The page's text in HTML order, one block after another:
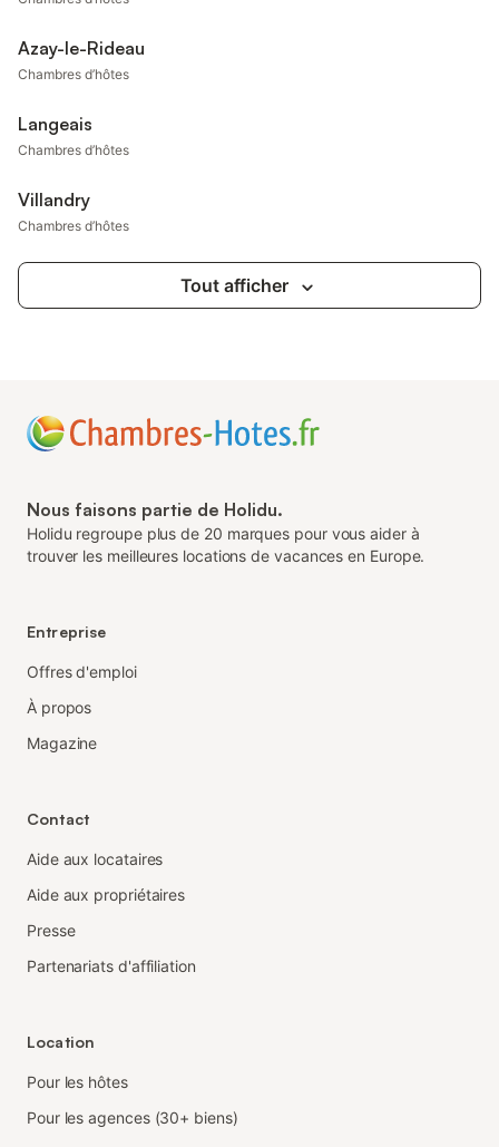
Azay-le-Rideau
Chambres d’hôtes
Langeais
Chambres d’hôtes
Villandry
Chambres d’hôtes
Tout afficher
Nous faisons partie de Holidu.
Holidu regroupe plus de 20 marques pour vous aider à
trouver les meilleures locations de vacances en Europe.
Entreprise
Offres d'emploi
À propos
Magazine
Contact
Aide aux locataires
Aide aux propriétaires
Presse
Partenariats d'affiliation
Location
Pour les hôtes
Pour les agences (30+ biens)